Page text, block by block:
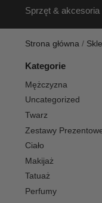
Sprzęt & akcesoria
Strona główna/
Kategorie
Mężczyzna
Uncategorized
Twarz
Zestawy
Ciało
Makijaż
Tatuaż
Perfumy